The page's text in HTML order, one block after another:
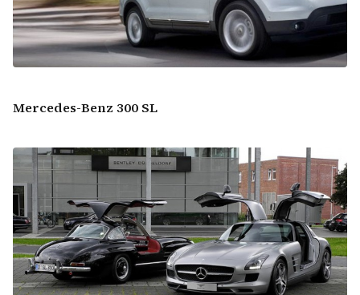
Mercedes-Benz 300 SL